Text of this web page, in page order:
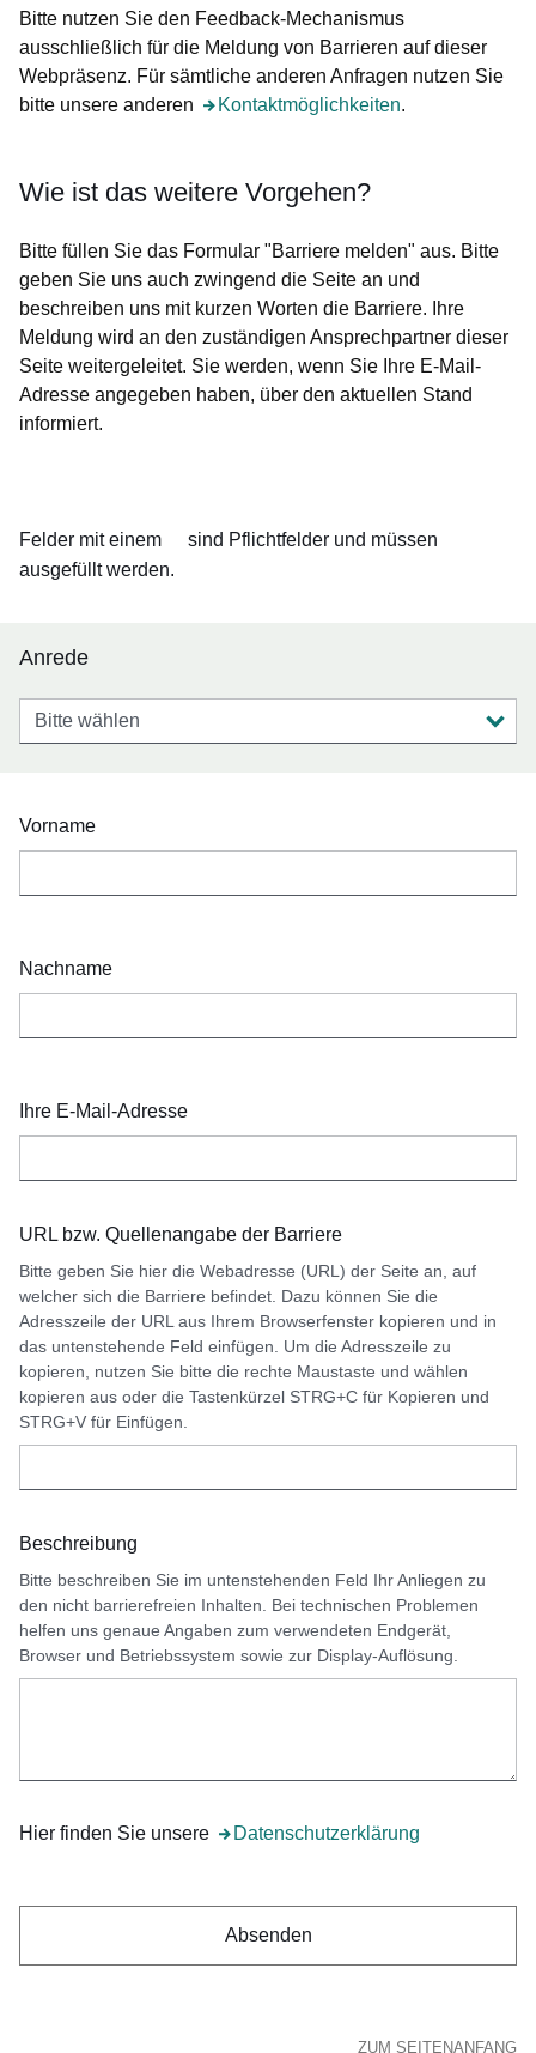
Bitte nutzen Sie den Feedback-Mechanismus
ausschließlich für die Meldung von Barrieren auf dieser
Webpräsenz. Für sämtliche anderen Anfragen nutzen Sie
bitte unsere anderen
Kontaktmöglichkeiten
Öffnet sich in einem neuen Fenster
.
Wie ist das weitere Vorgehen?
Bitte füllen Sie das Formular "Barriere melden" aus. Bitte
geben Sie uns auch zwingend die Seite an und
beschreiben uns mit kurzen Worten die Barriere. Ihre
Meldung wird an den zuständigen Ansprechpartner dieser
Seite weitergeleitet. Sie werden, wenn Sie Ihre E-Mail-
Adresse angegeben haben, über den aktuellen Stand
informiert.
Felder mit einem
sind Pflichtfelder und müssen
ausgefüllt werden.
Anrede
Anrede
Vorname
Nachname
Ihre E-Mail-Adresse
URL bzw. Quellenangabe der Barriere
Bitte geben Sie hier die Webadresse (URL) der Seite an, auf
welcher sich die Barriere befindet. Dazu können Sie die
Adresszeile der URL aus Ihrem Browserfenster kopieren und in
das untenstehende Feld einfügen. Um die Adresszeile zu
kopieren, nutzen Sie bitte die rechte Maustaste und wählen
kopieren aus oder die Tastenkürzel STRG+C für Kopieren und
STRG+V für Einfügen.
Beschreibung
Bitte beschreiben Sie im untenstehenden Feld Ihr Anliegen zu
den nicht barrierefreien Inhalten. Bei technischen Problemen
helfen uns genaue Angaben zum verwendeten Endgerät,
Browser und Betriebssystem sowie zur Display-Auflösung.
Hier finden Sie unsere Datenschutzerklärung
Öffnet sich in einem neuen Fenster
ZUM SEITENANFANG